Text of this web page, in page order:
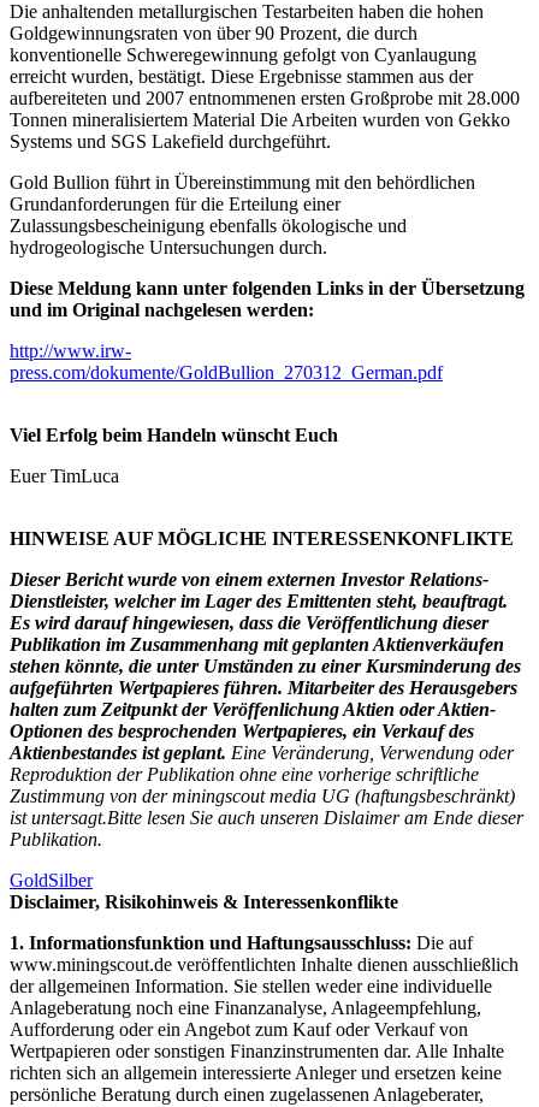
Die anhaltenden metallurgischen Testarbeiten haben die hohen
Goldgewinnungsraten von über 90 Prozent, die durch
konventionelle Schweregewinnung gefolgt von Cyanlaugung
erreicht wurden, bestätigt. Diese Ergebnisse stammen aus der
aufbereiteten und 2007 entnommenen ersten Großprobe mit 28.000
Tonnen mineralisiertem Material Die Arbeiten wurden von Gekko
Systems und SGS Lakefield durchgeführt.
Gold Bullion führt in Übereinstimmung mit den behördlichen
Grundanforderungen für die Erteilung einer
Zulassungsbescheinigung ebenfalls ökologische und
hydrogeologische Untersuchungen durch.
Diese Meldung kann unter folgenden Links in der Übersetzung
und im Original nachgelesen werden:
http://www.irw-
press.com/dokumente/GoldBullion_270312_German.pdf
Viel Erfolg beim Handeln wünscht Euch
Euer TimLuca
HINWEISE AUF MÖGLICHE INTERESSENKONFLIKTE
Dieser Bericht wurde von einem externen Investor Relations-
Dienstleister, welcher im Lager des Emittenten steht, beauftragt.
Es wird darauf hingewiesen, dass die Veröffentlichung dieser
Publikation im Zusammenhang mit geplanten Aktienverkäufen
stehen könnte, die unter Umständen zu einer Kursminderung des
aufgeführten Wertpapieres führen. Mitarbeiter des Herausgebers
halten zum Zeitpunkt der Veröffenlichung Aktien oder Aktien-
Optionen des besprochenden Wertpapieres, ein Verkauf des
Aktienbestandes ist geplant. Eine Veränderung, Verwendung oder
Reproduktion der Publikation ohne eine vorherige schriftliche
Zustimmung von der miningscout media UG (haftungsbeschränkt)
ist untersagt.Bitte lesen Sie auch unseren Dislaimer am Ende dieser
Publikation.
GoldSilber
Disclaimer, Risikohinweis & Interessenkonflikte
1. Informationsfunktion und Haftungsausschluss: Die auf
www.miningscout.de veröffentlichten Inhalte dienen ausschließlich
der allgemeinen Information. Sie stellen weder eine individuelle
Anlageberatung noch eine Finanzanalyse, Anlageempfehlung,
Aufforderung oder ein Angebot zum Kauf oder Verkauf von
Wertpapieren oder sonstigen Finanzinstrumenten dar. Alle Inhalte
richten sich an allgemein interessierte Anleger und ersetzen keine
persönliche Beratung durch einen zugelassenen Anlageberater,